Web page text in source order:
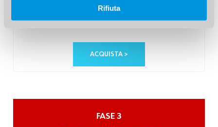
Rifiuta
Cod. Art. 057351251296110
ACQUISTA >
FASE 3